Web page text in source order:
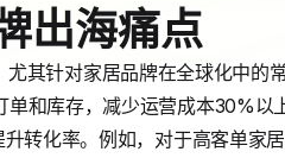
出海痛点
其针对家居品牌在全球化中的
和库存，减少运营成本30%
转化率。例如，对于高客单家